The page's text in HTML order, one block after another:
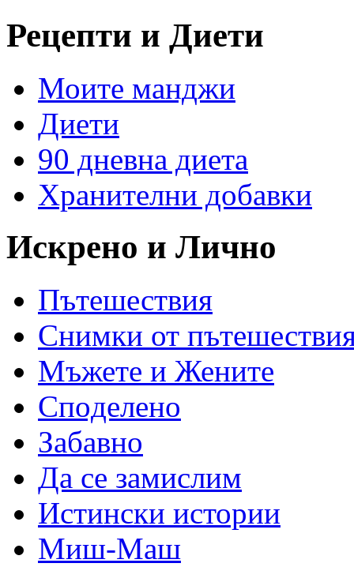
Рецепти и Диети
Моите манджи
Диети
90 дневна диета
Хранителни добавки
Искрено и Лично
Пътешествия
Снимки от
Мъжете и Жените
Спoделено
Забавно
Да се замислим
Истински истории
Миш-Маш